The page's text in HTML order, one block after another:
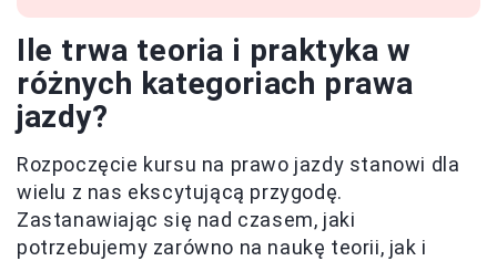
Ile trwa teoria i praktyka w
różnych kategoriach prawa
jazdy?
Rozpoczęcie kursu na prawo jazdy stanowi dla
wielu z nas ekscytującą przygodę.
Zastanawiając się nad czasem, jaki
potrzebujemy zarówno na naukę teorii, jak i